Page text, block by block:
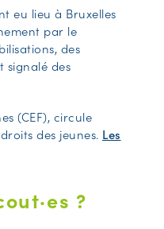
eu lieu à Bruxelles
par le
des
signalé des
(CEF), circule
des jeunes. Les
?